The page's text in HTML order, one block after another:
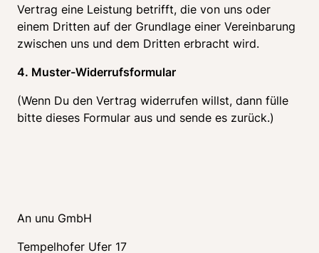
Vertrag eine Leistung betrifft, die von uns oder
einem Dritten auf der Grundlage einer Vereinbarung
zwischen uns und dem Dritten erbracht wird.
4. Muster-Widerrufsformular
(Wenn Du den Vertrag widerrufen willst, dann fülle
bitte dieses Formular aus und sende es zurück.)
An unu GmbH
Tempelhofer Ufer 17